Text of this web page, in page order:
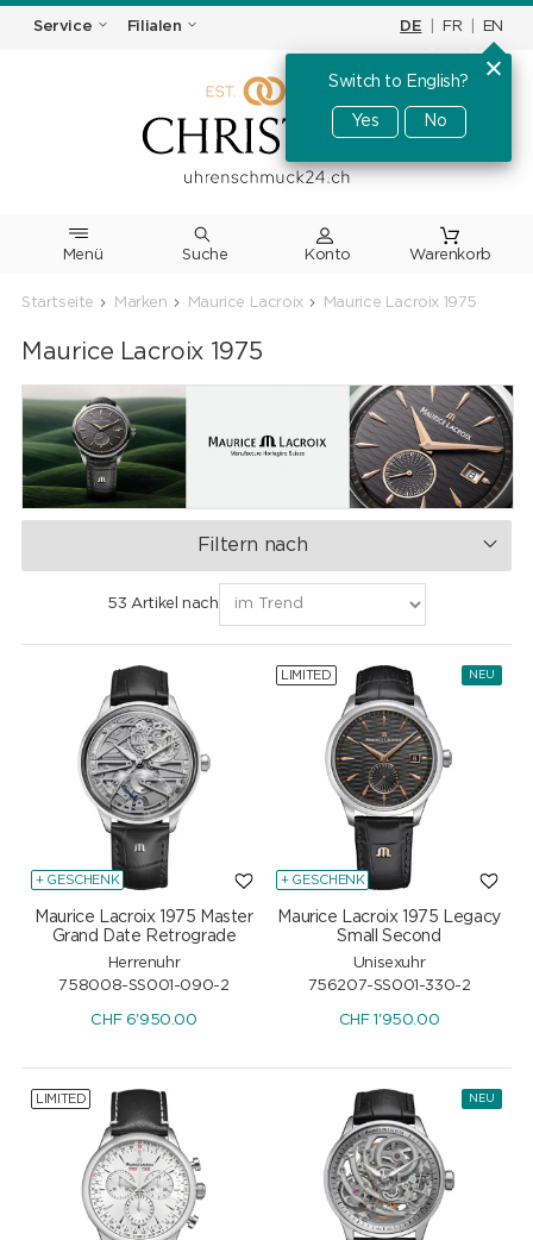
Service Filialen DE FR EN
Switch to English?
Yes No
Menü Suche Warenkorb
Startseite Marken Maurice Lacroix Maurice Lacroix 1975
Maurice Lacroix 1975
Filtern nach
53 Artikel nach
+ GESCHENK
Maurice Lacroix 1975 Master
Grand Date Retrograde
Herrenuhr
758008-SS001-090-2
CHF 6'950.00
NEU
LIMITED
+ GESCHENK
Maurice Lacroix 1975 Legacy
Small Second
Unisexuhr
756207-SS001-330-2
CHF 1'950.00
LIMITED NEU